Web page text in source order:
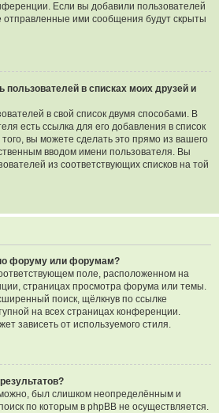
Если вы добавили пользователей
отправленные ими сообщения будут скрыты
пользователей в списках моих друзей и
в свой список двумя способами. В
есть ссылка для его добавления в список
вы можете сделать это прямо из вашего
вводом имени пользователя. Вы
из соответствующих списков на той
форуму или форумам?
поле, расположенном на
страницах просмотра форума или темы.
поиск, щёлкнув по ссылке
на всех страницах конференции.
зависеть от используемого стиля.
был слишком неопределённым и
по которым в phpBB не осуществляется.